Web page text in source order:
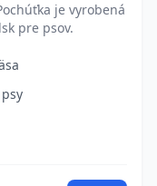
je vyrobená
pre psov.